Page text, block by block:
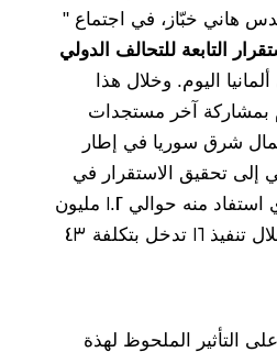
هاني خبّاز، في اجتماع "
التابعة للتحالف الدولي
اليوم. وخلال هذا
بمشاركة آخر مستجدات
شرق سوريا في إطار
إلى تحقيق الاستقرار في
المناطق المستهدفة والذي استفاد منه حوالي 1.2 مليون
سوري في عام 2022 من خلال تنفيذ 16 تدخل بتكلفة 43
التأثير الملحوظ لهذة